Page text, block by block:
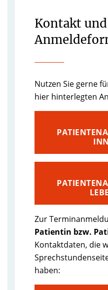
Kontakt und
Nutzen Sie gerne
hier hinterlegten
Zur
Patientin bzw.
Kontaktdaten, die
haben: